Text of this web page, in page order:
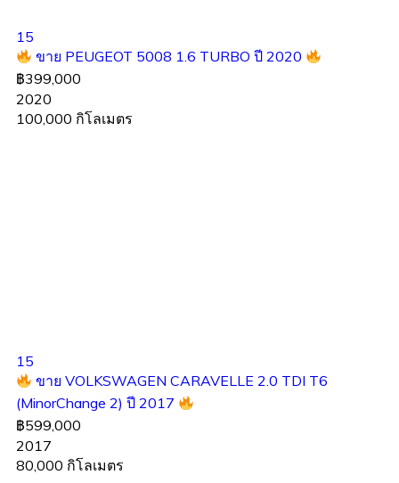
15
ขาย PEUGEOT 5008 1.6 TURBO ปี 2020
฿399,000
2020
100,000 กิโลเมตร
15
ขาย VOLKSWAGEN CARAVELLE 2.0 TDI T6
(MinorChange 2) ปี 2017
฿599,000
2017
80,000 กิโลเมตร